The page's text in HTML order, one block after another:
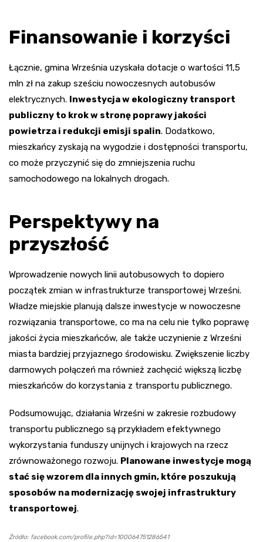
Finansowanie i korzyści
Łącznie, gmina Września uzyskała dotacje o wartości 11,5
mln zł na zakup sześciu nowoczesnych autobusów
elektrycznych. Inwestycja w ekologiczny transport
publiczny to krok w stronę poprawy jakości
powietrza i redukcji emisji spalin. Dodatkowo,
mieszkańcy zyskają na wygodzie i dostępności transportu,
co może przyczynić się do zmniejszenia ruchu
samochodowego na lokalnych drogach.
Perspektywy na
przyszłość
Wprowadzenie nowych linii autobusowych to dopiero
początek zmian w infrastrukturze transportowej Wrześni.
Władze miejskie planują dalsze inwestycje w nowoczesne
rozwiązania transportowe, co ma na celu nie tylko poprawę
jakości życia mieszkańców, ale także uczynienie z Wrześni
miasta bardziej przyjaznego środowisku. Zwiększenie liczby
darmowych połączeń ma również zachęcić większą liczbę
mieszkańców do korzystania z transportu publicznego.
Podsumowując, działania Wrześni w zakresie rozbudowy
transportu publicznego są przykładem efektywnego
wykorzystania funduszy unijnych i krajowych na rzecz
zrównoważonego rozwoju. Planowane inwestycje mogą
stać się wzorem dla innych gmin, które poszukują
sposobów na modernizację swojej infrastruktury
transportowej.
Źródło: facebook.com/profile.php?id=100064751286541